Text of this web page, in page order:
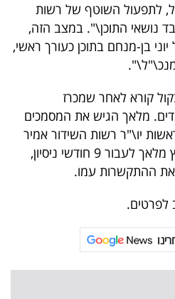
לתפעול השוטף של רשות
נושאי התוכן\". במצב הזה,
בן-מנחם בתוכן כעורך ראשי,
קורא לאחר שמכרז
מלאך הגיש את המסמכים
יו\"ר רשות השידור אמיר
גילת. עד למינוי הקבע ייאלץ מלאך לעבור 9 חודשי ניסיון,
ההתקשרות עמו.
לפרטים.